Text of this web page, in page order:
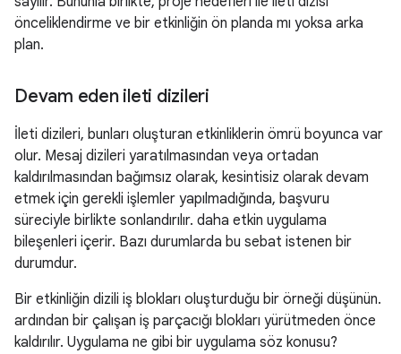
önceliklendirme ve bir etkinliğin ön planda mı yoksa arka
plan.
Devam eden ileti dizileri
İleti dizileri, bunları oluşturan etkinliklerin ömrü boyunca var
olur. Mesaj dizileri yaratılmasından veya ortadan
kaldırılmasından bağımsız olarak, kesintisiz olarak devam
etmek için gerekli işlemler yapılmadığında, başvuru
süreciyle birlikte sonlandırılır. daha etkin uygulama
bileşenleri içerir. Bazı durumlarda bu sebat istenen bir
durumdur.
Bir etkinliğin dizili iş blokları oluşturduğu bir örneği düşünün.
ardından bir çalışan iş parçacığı blokları yürütmeden önce
kaldırılır. Uygulama ne gibi bir uygulama söz konusu?